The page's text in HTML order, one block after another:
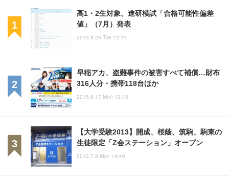
高1・2生対象、進研模試「合格可能性偏差
値」（7月）発表
2013.8.20 Tue 12:11
早稲アカ、盗難事件の被害すべて補償…財布
316人分・携帯118台ほか
2015.8.17 Mon 12:15
【大学受験2013】開成、桜蔭、筑駒、駒東の
生徒限定「Z会ステーション」オープン
2012.7.9 Mon 14:40